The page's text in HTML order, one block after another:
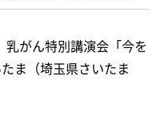
乳がん特別講演会「今を
ま（埼玉県さいたま